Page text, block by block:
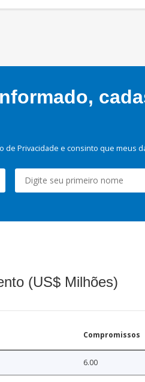
de Privacidade e consinto que meus
(US$ Milhões)
Compromissos
6.00